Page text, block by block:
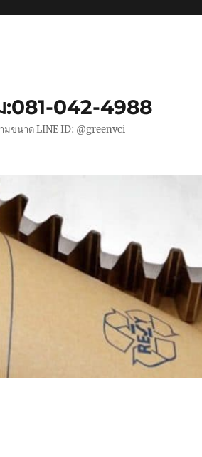
:081-042-4988
มขนาด LINE ID: @greenvci